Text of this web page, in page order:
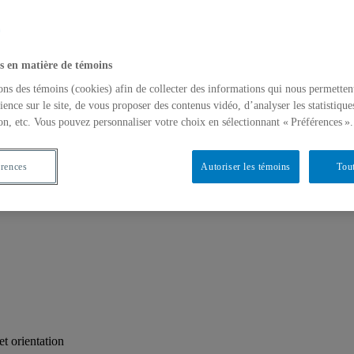
programme
orientation
en matière de témoins
des témoins (cookies) afin de collecter des informations qui nous
sur le site, de vous proposer des contenus vidéo, d’analyser les
etc. Vous pouvez personnaliser votre choix en sélectionnant « Préférences ».
Autoriser les témoins